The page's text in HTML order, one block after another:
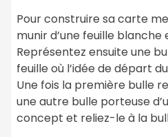
Pour construire sa carte
munir d’une feuille blanche
Représentez ensuite une
feuille où l’idée de départ
Une fois la première bulle
une autre bulle porteuse
concept et reliez-le à la